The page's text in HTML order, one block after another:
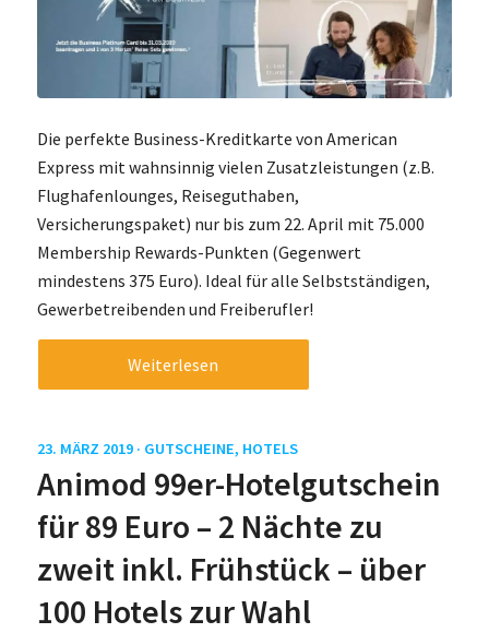
Die perfekte Business-Kreditkarte von American
Express mit wahnsinnig vielen Zusatzleistungen (z.B.
Flughafenlounges, Reiseguthaben,
Versicherungspaket) nur bis zum 22. April mit 75.000
Membership Rewards-Punkten (Gegenwert
mindestens 375 Euro). Ideal für alle Selbstständigen,
Gewerbetreibenden und Freiberufler!
Weiterlesen
23. MÄRZ 2019 · GUTSCHEINE, HOTELS
Animod 99er-Hotelgutschein
für 89 Euro – 2 Nächte zu
zweit inkl. Frühstück – über
100 Hotels zur Wahl